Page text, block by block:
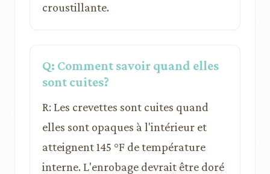
croustillante.
Q: Comment savoir quand elles
sont cuites?
R: Les crevettes sont cuites quand
elles sont opaques à l'intérieur et
atteignent 145 °F de température
interne. L'enrobage devrait être doré